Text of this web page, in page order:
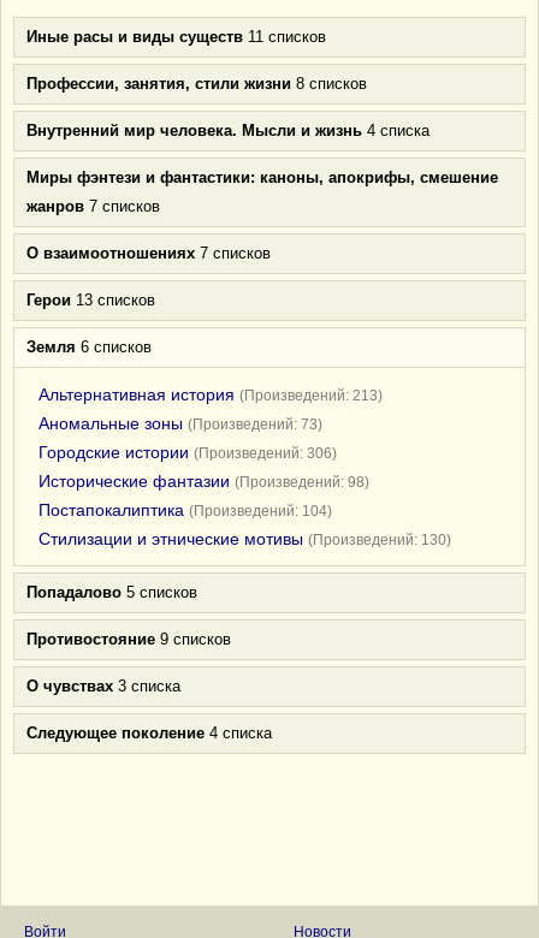
Иные расы и виды существ 11 списков
Профессии, занятия, стили жизни 8 списков
Внутренний мир человека. Мысли и жизнь 4 списка
Миры фэнтези и фантастики: каноны, апокрифы, смешение
жанров 7 списков
О взаимоотношениях 7 списков
Герои 13 списков
Земля 6 списков
Альтернативная история (Произведений: 213)
Аномальные зоны (Произведений: 73)
Городские истории (Произведений: 306)
Исторические фантазии (Произведений: 98)
Постапокалиптика (Произведений: 104)
Стилизации и этнические мотивы (Произведений: 130)
Попадалово 5 списков
Противостояние 9 списков
О чувствах 3 списка
Следующее поколение 4 списка
Войти Новости